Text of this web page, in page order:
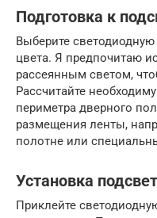
Подготовка к
Выберите
цвета. Я предпочитаю
рассеянным светом,
Рассчитайте
периметра дверного
размещения ленты,
полотне или
Установка
Приклейте